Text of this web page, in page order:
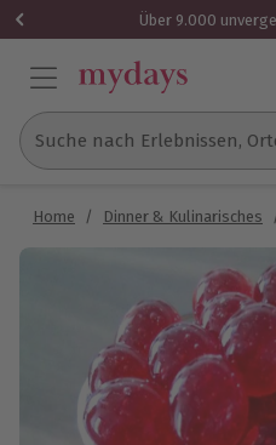
Über 9.000
Suche nach Erlebnissen,
Home / Dinner & Kulinarisches